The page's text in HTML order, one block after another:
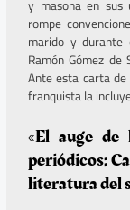
y masona en sus
rompe
marido y durante
Ramón Gómez
Ante esta carta
franquista la
«El auge de
periódicos:
literatura del